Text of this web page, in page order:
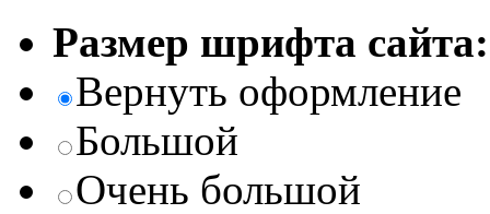
Размер шрифта сайта:
Вернуть оформление
Большой
Очень большой